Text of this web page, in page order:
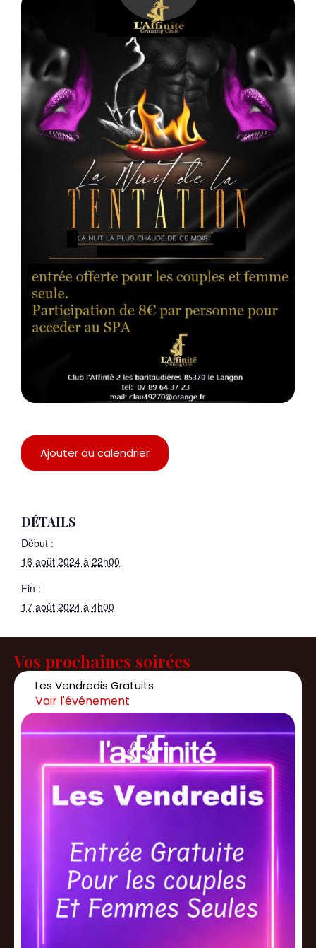
Ajouter au calendrier
DÉTAILS
Début :
16 août 2024 à 22h00
Fin :
17 août 2024 à 4h00
Vos prochaines soirées
Les Vendredis Gratuits